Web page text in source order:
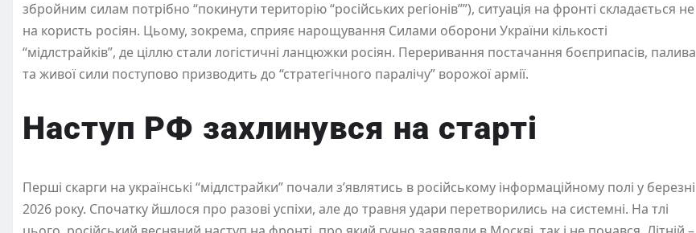
збройним силам потрібно “покинути територію “російських регіонів””), ситуація на фронті складається не
на користь росіян. Цьому, зокрема, сприяє нарощування Силами оборони України кількості
“мідлстрайків”, де ціллю стали логістичні ланцюжки росіян. Переривання постачання боєприпасів, палива
та живої сили поступово призводить до “стратегічного паралічу” ворожої армії.
Наступ РФ захлинувся на старті
Перші скарги на українські “мідлстрайки” почали з’являтись в російському інформаційному полі у березні
2026 року. Спочатку йшлося про разові успіхи, але до травня удари перетворились на системні. На тлі